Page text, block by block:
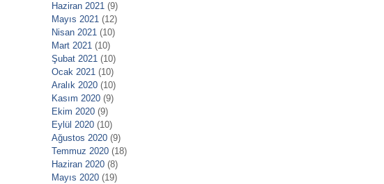
Haziran 2021 (9)
Mayıs 2021 (12)
Nisan 2021 (10)
Mart 2021 (10)
Şubat 2021 (10)
Ocak 2021 (10)
Aralık 2020 (10)
Kasım 2020 (9)
Ekim 2020 (9)
Eylül 2020 (10)
Ağustos 2020 (9)
Temmuz 2020 (18)
Haziran 2020 (8)
Mayıs 2020 (19)